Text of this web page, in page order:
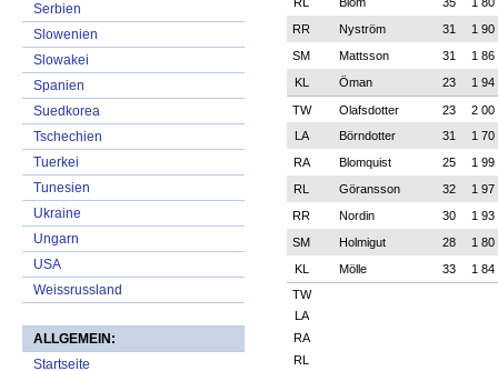
Serbien
Slowenien
Slowakei
Spanien
Suedkorea
Tschechien
Tuerkei
Tunesien
Ukraine
Ungarn
USA
Weissrussland
ALLGEMEIN:
Startseite